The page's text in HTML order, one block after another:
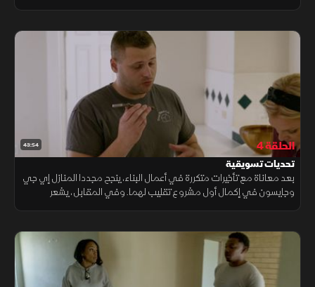
43:54 الحلقة 4
تحديات تسويقية
بعد معاناة مع تأخيرات متكررة في أعمال البناء، ينجح مجددا المنازل إي جي
وجايسون في إكمال أول مشروع تقليب لهما. وفي المقابل، يشعر